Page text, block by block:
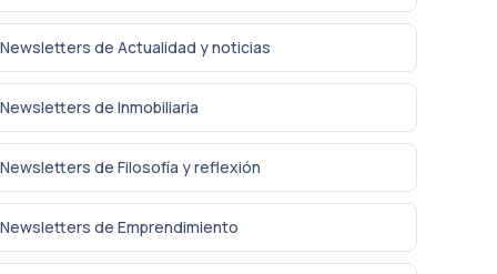
Newsletters de Actualidad y noticias
Newsletters de Inmobiliaria
Newsletters de Filosofía y reflexión
Newsletters de Emprendimiento